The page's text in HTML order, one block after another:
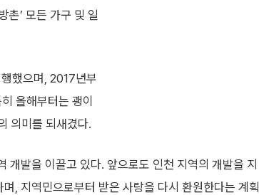
’ 모든 가구 및 일
했으며, 2017년부
올해부터는 괭이
의미를 되새겼다.
발을 이끌고 있다. 앞으로도 인천 지역의 개발을 지
, 지역민으로부터 받은 사랑을 다시 환원한다는 계획